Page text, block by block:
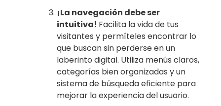
¡La navegación debe ser
intuitiva! Facilita la vida de tus
visitantes y permíteles encontrar lo
que buscan sin perderse en un
laberinto digital. Utiliza menús claros,
categorías bien organizadas y un
sistema de búsqueda eficiente para
mejorar la experiencia del usuario.